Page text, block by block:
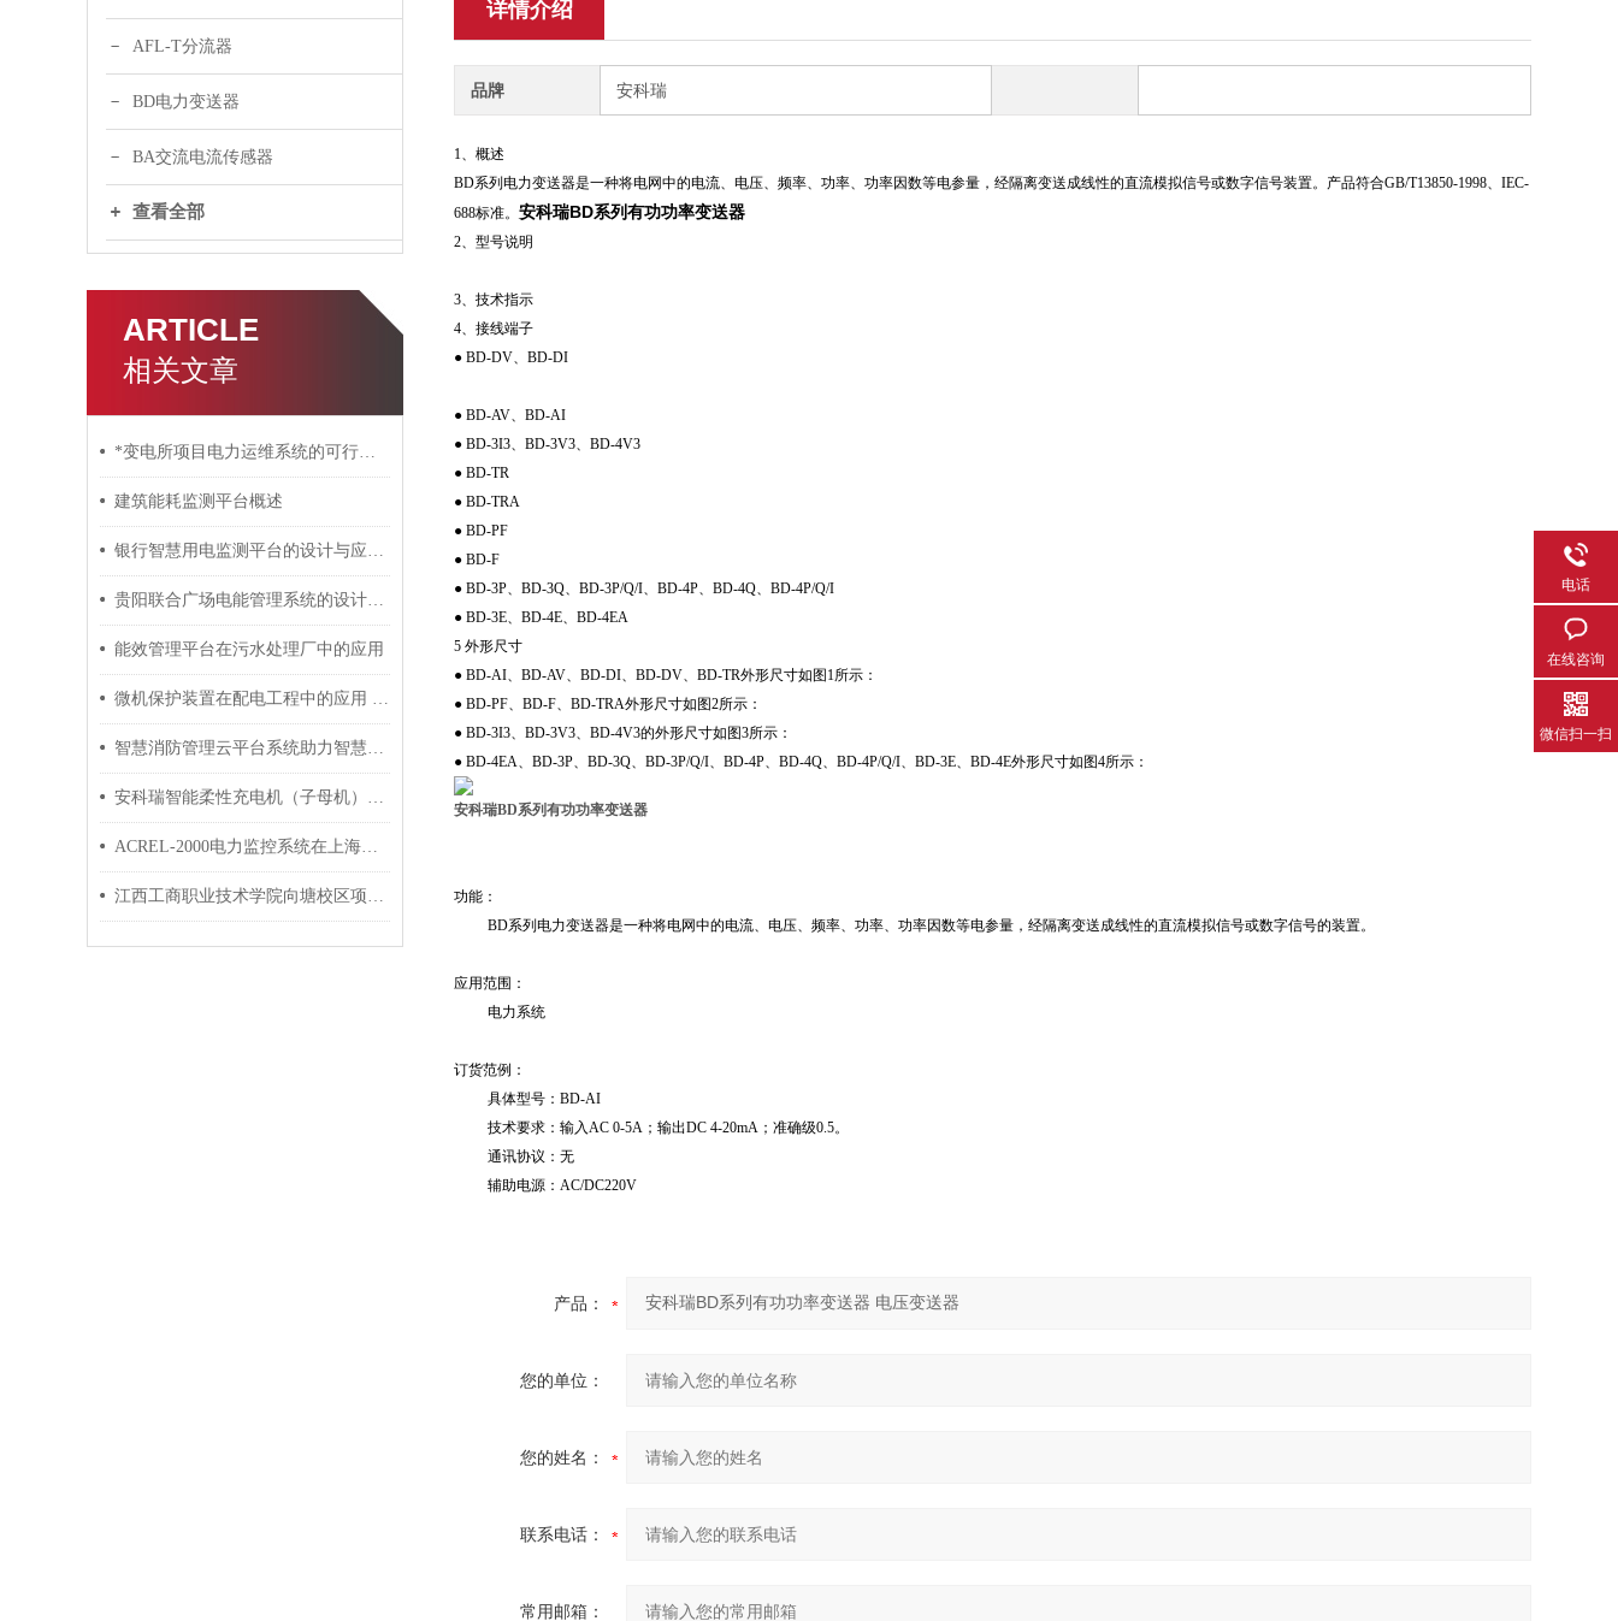
AFL-T分流器
BD电力变送器
BA交流电流传感器
查看全部
ARTICLE
相关文章
建筑能耗监测平台概述
能效管理平台在污水处理厂中的应用
详情介绍
品牌 安科瑞
1、概述
BD系列电力变送器是一种将电网中的电流、电压、频率、功率、功率因数等电参量，经隔离变送成线性的直流模拟信号或数字信号装置。产品符合GB/T13850-1998、IEC-
688标准。 安科瑞BD系列有功功率变送器
2、型号说明
3、技术指示
4、接线端子
● BD-DV、BD-DI
● BD-AV、BD-AI
● BD-3I3、BD-3V3、BD-4V3
● BD-TR
● BD-TRA
● BD-PF
● BD-F
● BD-3P、BD-3Q、BD-3P/Q/I、BD-4P、BD-4Q、BD-4P/Q/I
● BD-3E、BD-4E、BD-4EA
5 外形尺寸
● BD-AI、BD-AV、BD-DI、BD-DV、BD-TR外形尺寸如图1所示：
● BD-PF、BD-F、BD-TRA外形尺寸如图2所示：
● BD-3I3、BD-3V3、BD-4V3的外形尺寸如图3所示：
● BD-4EA、BD-3P、BD-3Q、BD-3P/Q/I、BD-4P、BD-4Q、BD-4P/Q/I、BD-3E、BD-4E外形尺寸如图4所示：
安科瑞BD系列有功功率变送器
功能：
BD系列电力变送器是一种将电网中的电流、电压、频率、功率、功率因数等电参量，经隔离变送成线性的直流模拟信号或数字信号的装置。
应用范围：
电力系统
订货范例：
具体型号：BD-AI
技术要求：输入AC 0-5A；输出DC 4-20mA；准确级0.5。
通讯协议：无
辅助电源：AC/DC220V
产品：
您的单位：
您的姓名：
联系电话：
常用邮箱：
电话
在线咨询
微信扫一扫